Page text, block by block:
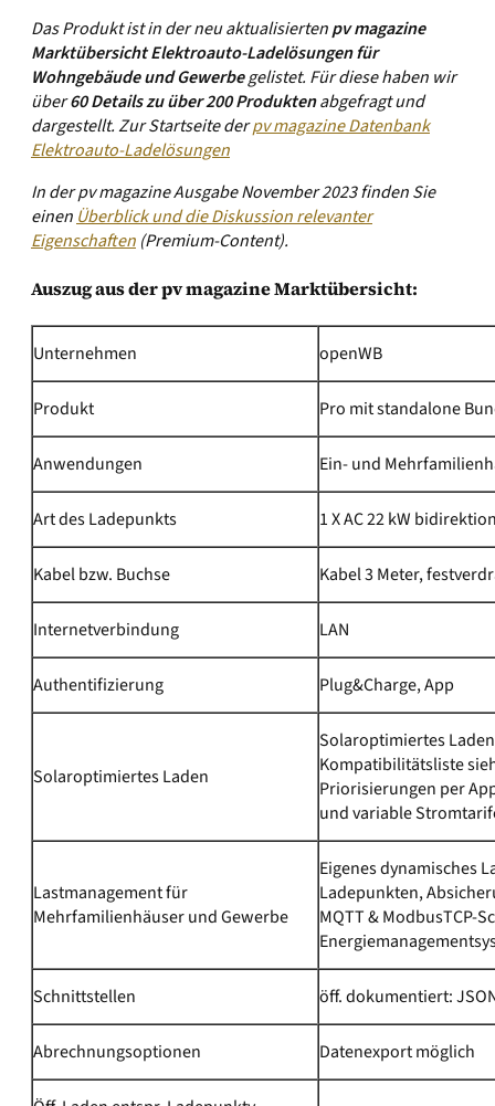
Das Produkt ist in der neu aktualisiertenpv magazine
Marktübersicht Elektroauto-Ladelösungen für
Wohngebäude und Gewerbegelistet. Für diese haben wir
über60 Details zu über 200 Produktenabgefragt und
dargestellt.Zur Startseite derpv magazine Datenbank
Elektroauto-Ladelösungen
In der pv magazine Ausgabe November 2023 finden Sie
einen Überblick und die Diskussion relevanter
Eigenschaften (Premium-Content).
Auszug aus der pv magazine Marktübersicht:
Unternehmen openWB
Produkt Pro mit standalone
Anwendungen Ein- und
Art des Ladepunkts 1 X AC 22 kW
Kabel bzw. Buchse Kabel 3 Meter,
Internetverbindung LAN
Authentifizierung Plug&Charge, App
Solaroptimiertes Laden
Solaroptimiertes
Kompatibilitätsliste
Priorisierungen per
und variable
Lastmanagement für
Mehrfamilienhäuser und Gewerbe
Eigenes dynamisches
Ladepunkten,
MQTT & ModbusTCP-
Schnittstellen öff. dokumentiert:
Abrechnungsoptionen Datenexport möglich